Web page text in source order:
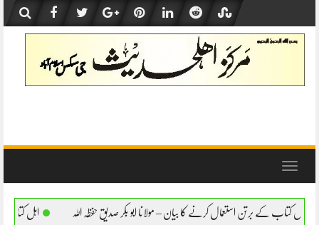
content
Toggle
کا بیان – مولانا ابو بکر صدیق حفظہ اللہ اہل کتاب کے برتن استعمال کرنے کا بیان –